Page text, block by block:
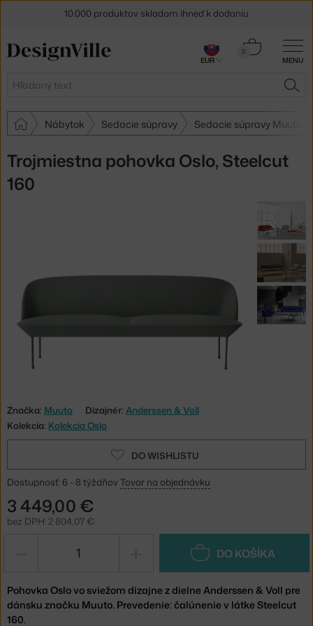
MENU
Hľadať
0
Košík
Nábytok Sedacie súpravy Sedacie súpravy Muuto
Trojmiestna pohovka Oslo, Steelcut
160
Značka: Muuto Dizajnér: Anderssen & Voll
Kolekcia: Kolekcia Oslo
DO WISHLISTU
Dostupnosť: 6 - 8 týždňov Tovar na objednávku
3 449,00 €
bez DPH: 2 804,07 €
DO KOŠÍKA
Pohovka Oslo vo sviežom dizajne z dielne Anderssen & Voll pre
dánsku značku Muuto. Prevedenie: čalúnenie v látke Steelcut
160.
10.000 produktov skladom ihneď k dodaniu
5 % zľava pre odberateľov
EUR